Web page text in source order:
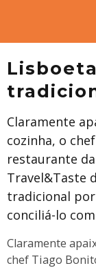
Claramente
cozinha, o
restaurante
Travel&Taste
tradicional
conciliá-lo
Claramente
chef Tiago